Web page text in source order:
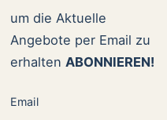
um die Aktuelle
Angebote per Email zu
erhalten ABONNIEREN!
Email